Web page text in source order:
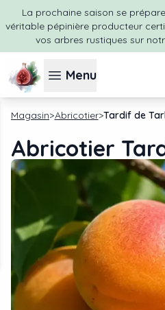
La prochaine saison se
véritable pépinière producteur
vos arbres rustiques sur
Menu
Magasin Abricotier Tardif de
Abricotier